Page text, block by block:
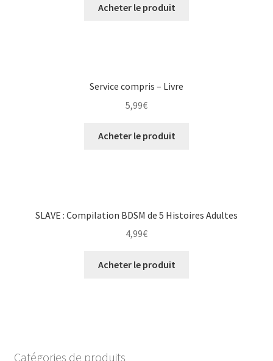
Acheter le produit
Service compris – Livre
5,99€
Acheter le produit
SLAVE : Compilation BDSM de 5 Histoires Adultes
4,99€
Acheter le produit
Catégories de produits